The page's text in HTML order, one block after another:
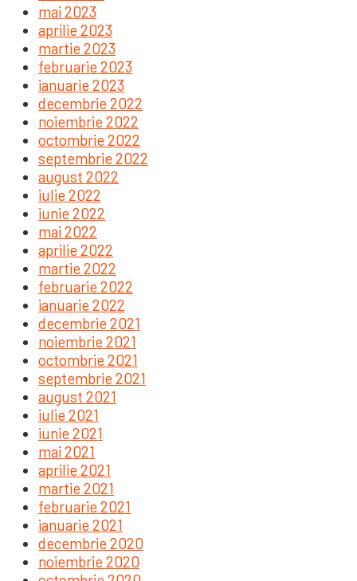
mai 2023
aprilie 2023
martie 2023
februarie 2023
ianuarie 2023
decembrie 2022
noiembrie 2022
octombrie 2022
septembrie 2022
august 2022
iulie 2022
iunie 2022
mai 2022
aprilie 2022
martie 2022
februarie 2022
ianuarie 2022
decembrie 2021
noiembrie 2021
octombrie 2021
septembrie 2021
august 2021
iulie 2021
iunie 2021
mai 2021
aprilie 2021
martie 2021
februarie 2021
ianuarie 2021
decembrie 2020
noiembrie 2020